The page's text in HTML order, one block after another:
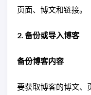
页面、博文和链接。
2. 备份或导入博客
备份博客内容
要获取博客的博文、